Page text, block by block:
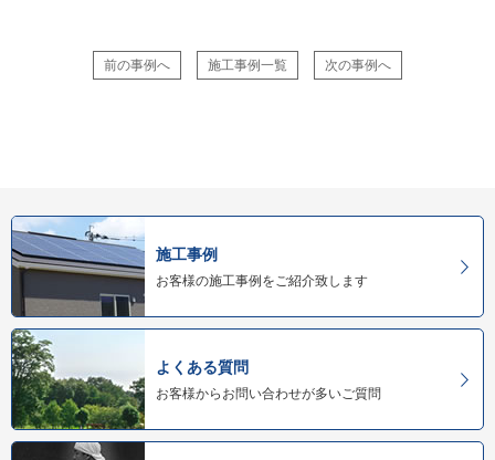
前の事例へ 施工事例一覧 次の事例へ
施工事例
お客様の施工事例をご紹介致します
よくある質問
お客様からお問い合わせが多いご質問